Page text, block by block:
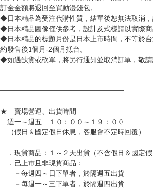
◆書籍拆封無法更換及退貨(內頁印刷瑕疵例外)
書籍有問題請不要拆封，請私訊大廚協助。
◆逾期未取且訂單取消後三個工作天內未有任何
◆書籍贈品&上市日、依出版社最終公布為主。
有時會上市前更改贈品內容或延後出版，還請注意
◆網路購物取貨後開箱時建議全程錄影拍照存證，
訂金金額將退回至買動漫錢包。
◆日本精品為受注代購性質，結單後恕無法取消，
◆日本精品圖像僅供參考，設計及式樣請以實際商
約發售後1個月-2個月抵台。
◆如遇缺貨或砍單，將另行通知並取消訂單，敬請